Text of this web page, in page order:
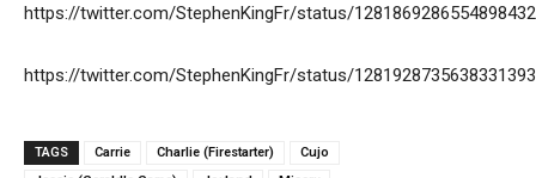
https://twitter.com/StephenKingFr/status/1281869286554898432
https://twitter.com/StephenKingFr/status/1281928735638331393
TAGS Carrie Charlie (Firestarter)
Cujo